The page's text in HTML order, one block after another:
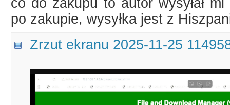
co do zakupu to autor wysyłał
po zakupie, wysyłka jest z
Zrzut ekranu 2025-11-25